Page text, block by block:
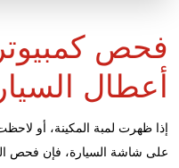
فحص
أعطال
إذا ظهرت لمبة المكينة، أو
على شاشة السيارة، فإن فحص